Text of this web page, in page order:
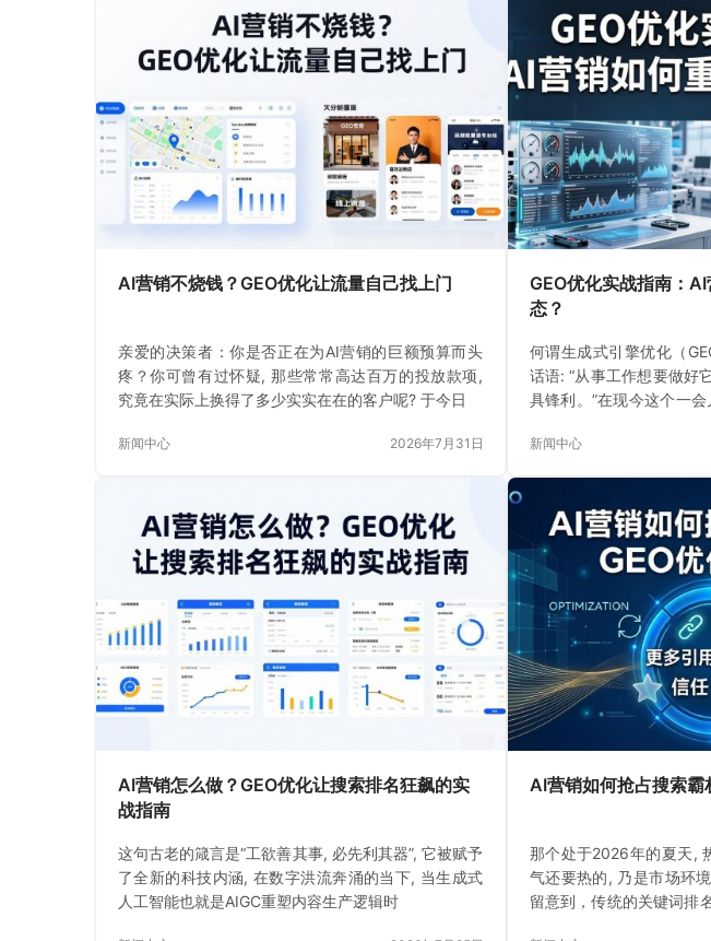
AI营销不烧钱？GEO优化让流量自己找上门
亲爱的决策者：你是否正在为AI营销的巨额预算而头
疼？你可曾有过怀疑, 那些常常高达百万的投放款项,
究竟在实际上换得了多少实实在在的客户呢? 于今日
新闻中心 2026年7月31日
GEO优化实战指南：
态？
何谓生成式引擎优化（
话语: “从事工作想要做好
具锋利。”在现今这个一
新闻中心
AI营销怎么做？GEO优化让搜索排名狂飙的实
战指南
这句古老的箴言是“工欲善其事, 必先利其器”, 它被赋予
了全新的科技内涵, 在数字洪流奔涌的当下, 当生成式
人工智能也就是AIGC重塑内容生产逻辑时
AI营销如何抢占搜索霸
那个处于2026年的夏天,
气还要热的, 乃是市场环
留意到，传统的关键词排